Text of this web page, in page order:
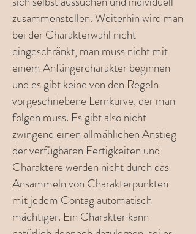
zusammenstellen. Weiterhin wird man
bei der Charakterwahl nicht
eingeschränkt, man muss nicht mit
einem Anfängercharakter beginnen
und es gibt keine von den Regeln
vorgeschriebene Lernkurve, der man
folgen muss. Es gibt also nicht
zwingend einen allmählichen Anstieg
der verfügbaren Fertigkeiten und
Charaktere werden nicht durch das
Ansammeln von Charakterpunkten
mit jedem Contag automatisch
mächtiger. Ein Charakter kann